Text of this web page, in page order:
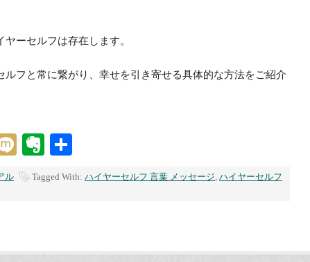
ーセルフは存在します。
ルフと常に繋がり、幸せを引き寄せる具体的な方法をご紹介
MixiEvernote
ル Tagged With: ハイヤーセルフ 言葉 メッセージ ハイヤーセルフ